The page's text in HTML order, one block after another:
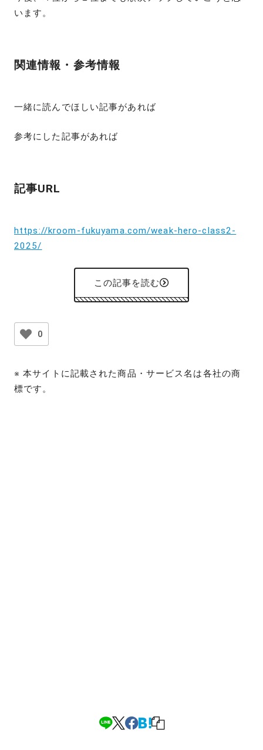
います。
関連情報・参考情報
一緒に読んでほしい記事があれば
参考にした記事があれば
記事URL
https://kroom-fukuyama.com/weak-hero-class2-
2025/
この記事を読む
0
※ 本サイトに記載された商品・サービス名は各社の商
標です。